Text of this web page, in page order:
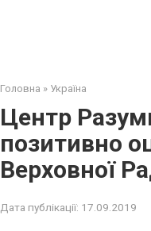
Головна » Україна
Центр
позитивно
Верховної
Дата публікації: 17.09.2019